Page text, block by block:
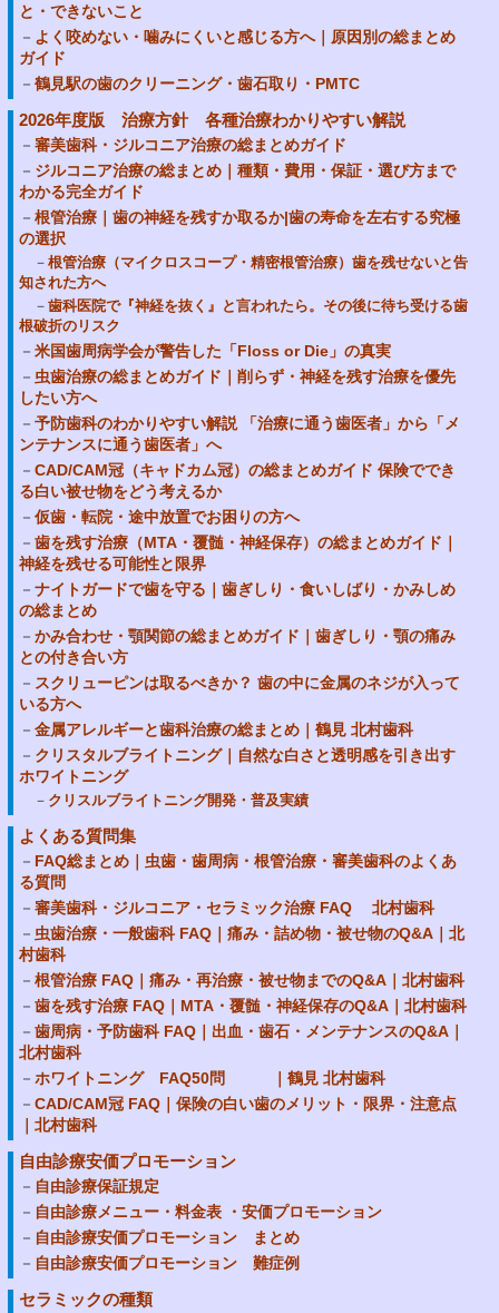
と・できないこと
よく咬めない・噛みにくいと感じる方へ｜原因別の総まとめ
ガイド
鶴見駅の歯のクリーニング・歯石取り・PMTC
2026年度版 治療方針 各種治療わかりやすい解説
審美歯科・ジルコニア治療の総まとめガイド
ジルコニア治療の総まとめ｜種類・費用・保証・選び方まで
わかる完全ガイド
根管治療｜歯の神経を残すか取るか|歯の寿命を左右する究極
の選択
根管治療（マイクロスコープ・精密根管治療）歯を残せないと告
知された方へ
歯科医院で『神経を抜く』と言われたら。その後に待ち受ける歯
根破折のリスク
米国歯周病学会が警告した「Floss or Die」の真実
虫歯治療の総まとめガイド｜削らず・神経を残す治療を優先
したい方へ
予防歯科のわかりやすい解説 「治療に通う歯医者」から「メ
ンテナンスに通う歯医者」へ
CAD/CAM冠（キャドカム冠）の総まとめガイド 保険ででき
る白い被せ物をどう考えるか
仮歯・転院・途中放置でお困りの方へ
歯を残す治療（MTA・覆髄・神経保存）の総まとめガイド｜
神経を残せる可能性と限界
ナイトガードで歯を守る｜歯ぎしり・食いしばり・かみしめ
の総まとめ
かみ合わせ・顎関節の総まとめガイド｜歯ぎしり・顎の痛み
との付き合い方
スクリューピンは取るべきか？ 歯の中に金属のネジが入って
いる方へ
金属アレルギーと歯科治療の総まとめ｜鶴見 北村歯科
クリスタルブライトニング｜自然な白さと透明感を引き出す
ホワイトニング
クリスルブライトニング開発・普及実績
よくある質問集
FAQ総まとめ｜虫歯・歯周病・根管治療・審美歯科のよくあ
る質問
審美歯科・ジルコニア・セラミック治療 FAQ 北村歯科
虫歯治療・一般歯科 FAQ｜痛み・詰め物・被せ物のQ&A｜北
村歯科
根管治療 FAQ｜痛み・再治療・被せ物までのQ&A｜北村歯科
歯を残す治療 FAQ｜MTA・覆髄・神経保存のQ&A｜北村歯科
歯周病・予防歯科 FAQ｜出血・歯石・メンテナンスのQ&A｜
北村歯科
ホワイトニング FAQ50問 ｜鶴見 北村歯科
CAD/CAM冠 FAQ｜保険の白い歯のメリット・限界・注意点
｜北村歯科
自由診療安価プロモーション
自由診療保証規定
自由診療メニュー・料金表 ・安価プロモーション
自由診療安価プロモーション まとめ
自由診療安価プロモーション 難症例
セラミックの種類